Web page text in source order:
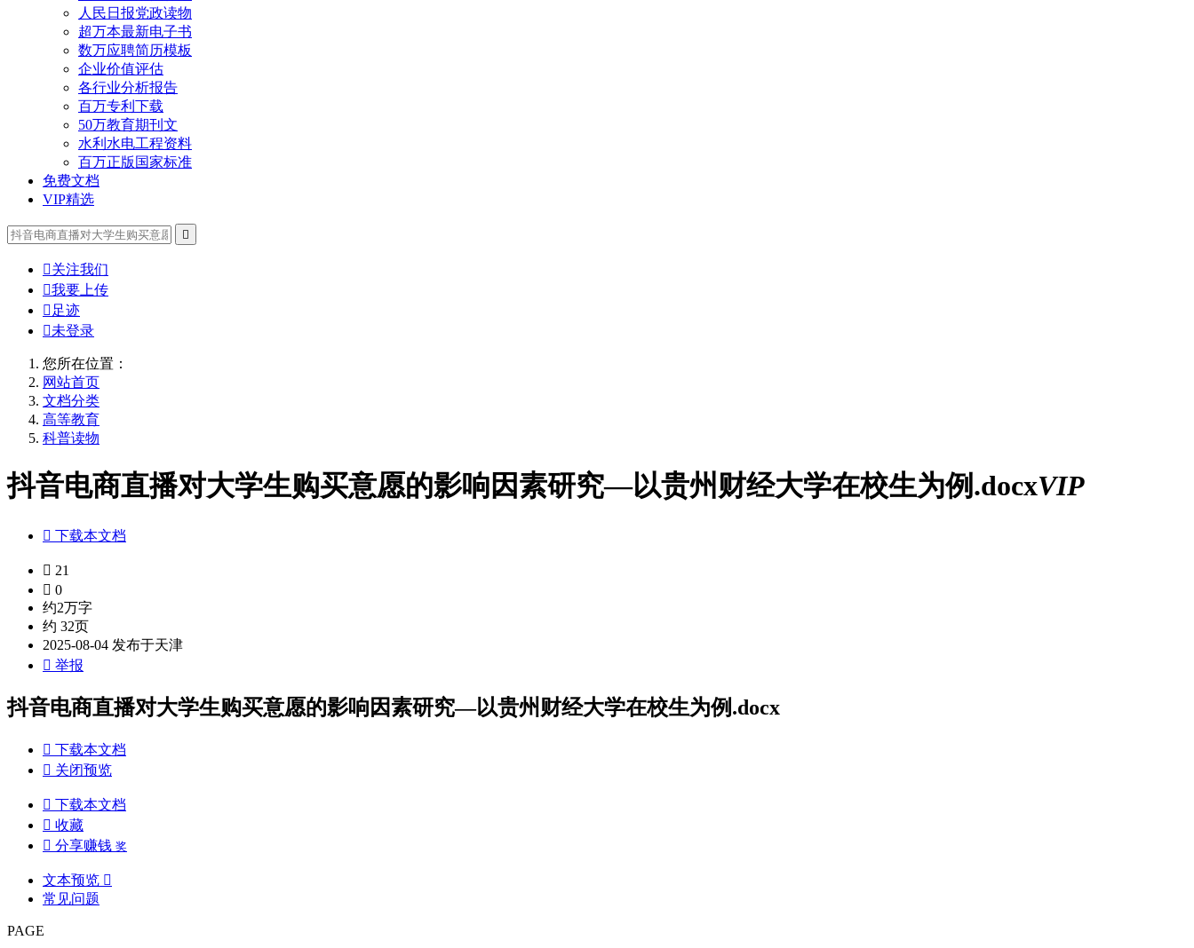
人民日报党政读物
超万本最新电子书
数万应聘简历模板
企业价值评估
各行业分析报告
百万专利下载
50万教育期刊文
水利水电工程资料
百万正版国家标准
免费文档
VIP精选

关注我们
我要上传
 足迹
未登录
您所在位置：
网站首页
文档分类
高等教育
科普读物
抖音电商直播对大学生购买意愿的影响因素研究—以贵州财经大学在校生为例.docxVIP
 下载本文档
 21
 0
约2万字
约 32页
2025-08-04 发布于天津
 举报
抖音电商直播对大学生购买意愿的影响因素研究—以贵州财经大学在校生为例.docx
 下载本文档
 关闭预览
 下载本文档
 收藏
 分享赚钱 奖
文本预览 
常见问题
PAGE